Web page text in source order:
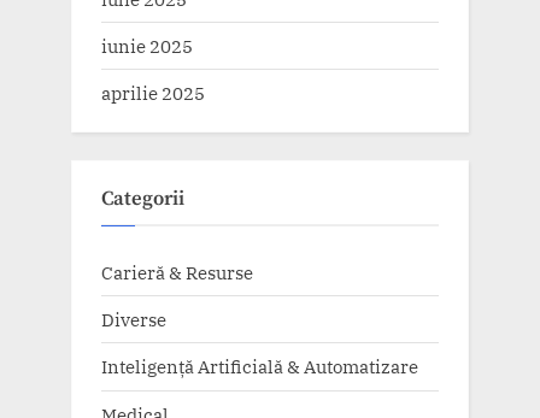
iunie 2025
aprilie 2025
Categorii
Carieră & Resurse
Diverse
Inteligență Artificială & Automatizare